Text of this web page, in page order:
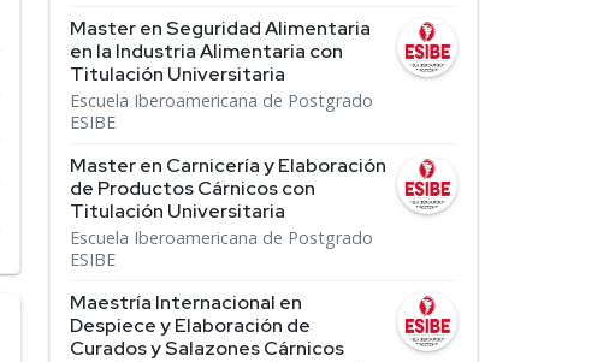
Master en Seguridad Alimentaria
en la Industria Alimentaria con
Titulación Universitaria
Escuela Iberoamericana de Postgrado
ESIBE
Master en Carnicería y Elaboración
de Productos Cárnicos con
Titulación Universitaria
Escuela Iberoamericana de Postgrado
ESIBE
Maestría Internacional en
Despiece y Elaboración de
Curados y Salazones Cárnicos